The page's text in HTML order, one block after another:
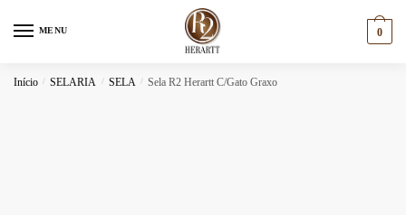
MENU 0
Início / SELARIA / SELA / Sela R2 Herartt C/Gato Graxo